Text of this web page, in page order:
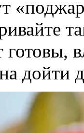
готовы,
дойти